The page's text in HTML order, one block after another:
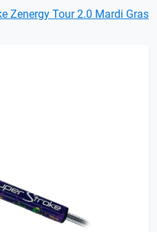
Zenergy Tour 2.0 Mardi Gras